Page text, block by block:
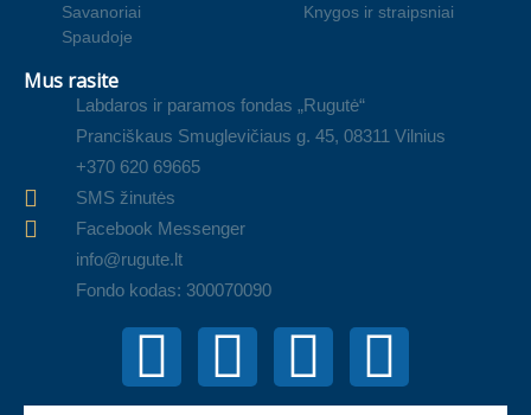
Savanoriai
Spaudoje
Knygos ir straipsniai
Mus rasite
Labdaros ir paramos fondas „Rugutė“
Pranciškaus Smuglevičiaus g. 45, 08311 Vilnius
+370 620 69665
SMS žinutės
Facebook Messenger
info@rugute.lt
Fondo kodas: 300070090